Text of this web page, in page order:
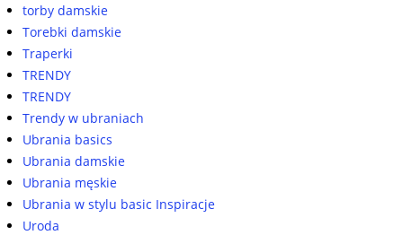
torby damskie
Torebki damskie
Traperki
TRENDY
TRENDY
Trendy w ubraniach
Ubrania basics
Ubrania damskie
Ubrania męskie
Ubrania w stylu basic Inspiracje
Uroda